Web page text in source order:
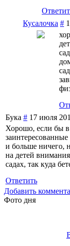
Кусалочка #
Бука # 17 июля
Хорошо, если бы
и больше ничего,
на детей
садах, так куда
Ответить
Добавить
Фото дня